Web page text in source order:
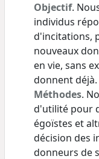
Objectif.
individus
d'incitations,
nouveaux
en vie, sans
donnent déjà.
Méthodes.
d'utilité pour
égoïstes et
décision des
donneurs de